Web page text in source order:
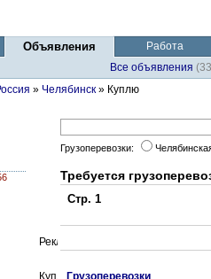
Объявления
Работа
Все объявления
» Челябинск » Куплю
Грузоперевозки:
Требуется
Стр. 1
Грузоперевозки